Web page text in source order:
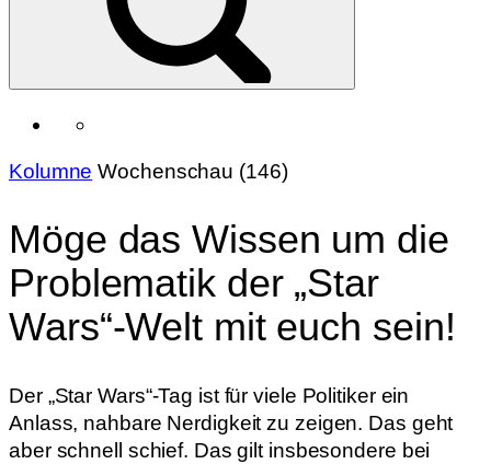
Kolumne Wochenschau (146)
Möge das Wissen um die
Problematik der „Star
Wars“-Welt mit euch sein!
Der „Star Wars“-Tag ist für viele Politiker ein
Anlass, nahbare Nerdigkeit zu zeigen. Das geht
aber schnell schief. Das gilt insbesondere bei